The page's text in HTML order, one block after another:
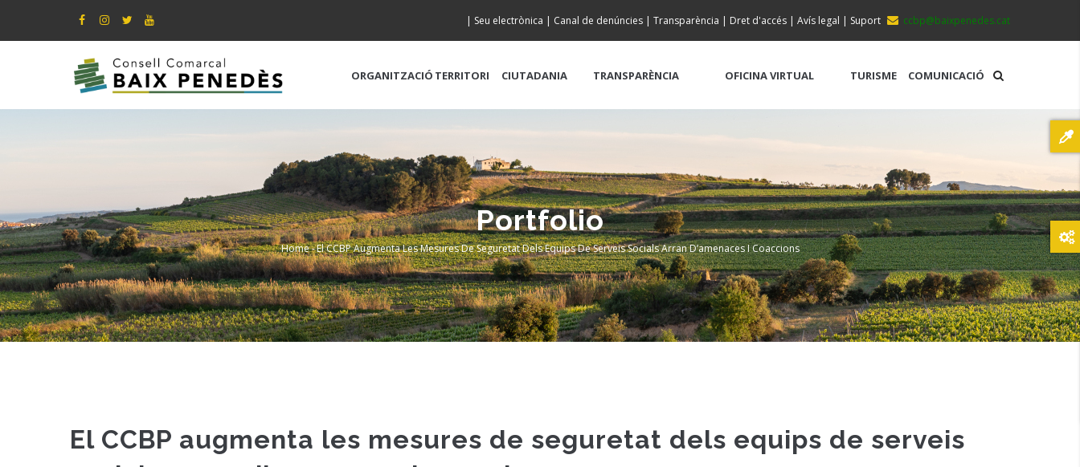
ccbp@baixpenedes.cat
| Seu electrònica | Canal de denúncies | Transparència | Dret d'accés | Avís legal | Suport
ORGANITZACIÓ TERRITORI CIUTADANIA TRANSPARÈNCIA OFICINA VIRTUAL TURISME COMUNICACIÓ
Portfolio
Breadcrumb
Home-El CCBP Augmenta Les Mesures De Seguretat Dels Equips De Serveis Socials Arran D’amenaces I Coaccions
El CCBP augmenta les mesures de seguretat dels equips de serveis